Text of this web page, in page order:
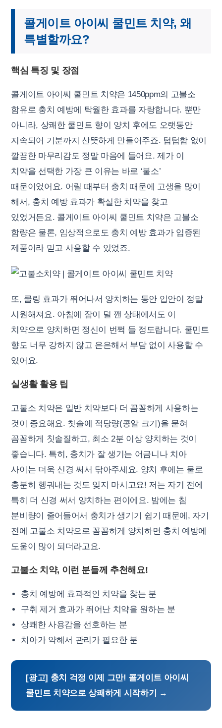
콜게이트 아이씨 쿨민트 치약, 왜
특별할까요?
핵심 특징 및 장점
콜게이트 아이씨 쿨민트 치약은 1450ppm의 고불소
함유로 충치 예방에 탁월한 효과를 자랑합니다. 뿐만
아니라, 상쾌한 쿨민트 향이 양치 후에도 오랫동안
지속되어 기분까지 산뜻하게 만들어주죠. 텁텁함 없이
깔끔한 마무리감도 정말 마음에 들어요. 제가 이
치약을 선택한 가장 큰 이유는 바로 ‘불소’
때문이었어요. 어릴 때부터 충치 때문에 고생을 많이
해서, 충치 예방 효과가 확실한 치약을 찾고
있었거든요. 콜게이트 아이씨 쿨민트 치약은 고불소
함량은 물론, 임상적으로도 충치 예방 효과가 입증된
제품이라 믿고 사용할 수 있었죠.
또, 쿨링 효과가 뛰어나서 양치하는 동안 입안이 정말
시원해져요. 아침에 잠이 덜 깬 상태에서도 이
치약으로 양치하면 정신이 번쩍 들 정도랍니다. 쿨민트
향도 너무 강하지 않고 은은해서 부담 없이 사용할 수
있어요.
실생활 활용 팁
고불소 치약은 일반 치약보다 더 꼼꼼하게 사용하는
것이 중요해요. 칫솔에 적당량(콩알 크기)을 묻혀
꼼꼼하게 칫솔질하고, 최소 2분 이상 양치하는 것이
좋습니다. 특히, 충치가 잘 생기는 어금니나 치아
사이는 더욱 신경 써서 닦아주세요. 양치 후에는 물로
충분히 헹궈내는 것도 잊지 마시고요! 저는 자기 전에
특히 더 신경 써서 양치하는 편이에요. 밤에는 침
분비량이 줄어들어서 충치가 생기기 쉽기 때문에, 자기
전에 고불소 치약으로 꼼꼼하게 양치하면 충치 예방에
도움이 많이 되더라고요.
고불소 치약, 이런 분들께 추천해요!
충치 예방에 효과적인 치약을 찾는 분
구취 제거 효과가 뛰어난 치약을 원하는 분
상쾌한 사용감을 선호하는 분
치아가 약해서 관리가 필요한 분
[광고] 충치 걱정 이제 그만! 콜게이트 아이씨
쿨민트 치약으로 상쾌하게 시작하기 →